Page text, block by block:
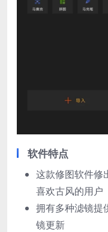
软件特点
这款修图软件修
喜欢古风的用户
拥有多种滤镜提
镜更新